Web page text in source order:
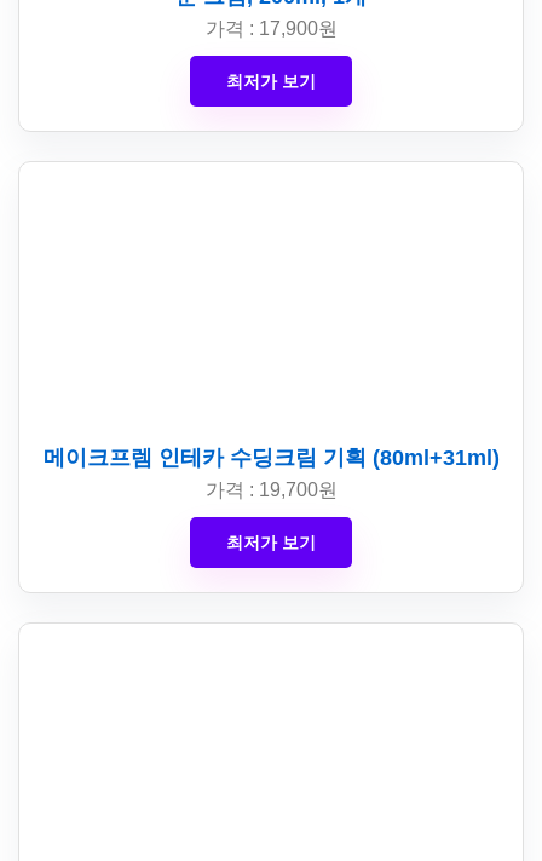
가격 : 17,900원
최저가 보기
메이크프렘 인테카 수딩크림 기획 (80ml+31ml)
가격 : 19,700원
최저가 보기